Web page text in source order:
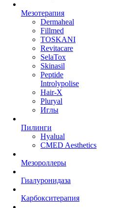
Мезотерапия
Dermaheal
Fillmed
TOSKANI
Revitacare
SelaTox
Skinasil
Peptide
Introlypolise
Hair-X
Pluryal
Иглы
Пилинги
Hyalual
CMED Aesthetics
Мезороллеры
Гиалуронидаза
Карбокситерапия